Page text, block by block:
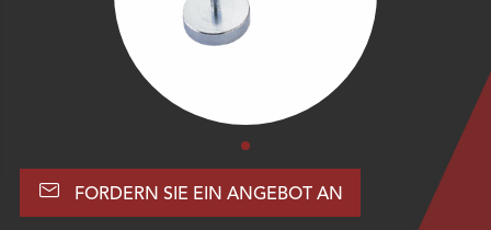
 FORDERN SIE EIN ANGEBOT AN